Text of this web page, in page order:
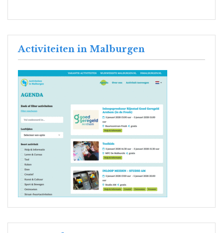
Activiteiten in Malburgen